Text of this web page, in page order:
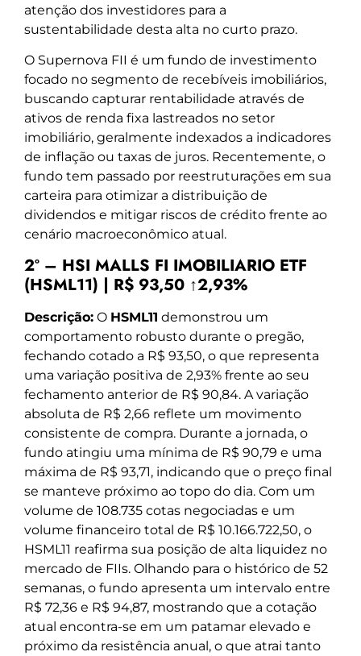
atenção dos investidores para a
sustentabilidade desta alta no curto prazo.
O Supernova FII é um fundo de investimento
focado no segmento de recebíveis imobiliários,
buscando capturar rentabilidade através de
ativos de renda fixa lastreados no setor
imobiliário, geralmente indexados a indicadores
de inflação ou taxas de juros. Recentemente, o
fundo tem passado por reestruturações em sua
carteira para otimizar a distribuição de
dividendos e mitigar riscos de crédito frente ao
cenário macroeconômico atual.
2º – HSI MALLS FI IMOBILIARIO ETF
(HSML11) | R$ 93,50 ↑2,93%
Descrição: O HSML11 demonstrou um
comportamento robusto durante o pregão,
fechando cotado a R$ 93,50, o que representa
uma variação positiva de 2,93% frente ao seu
fechamento anterior de R$ 90,84. A variação
absoluta de R$ 2,66 reflete um movimento
consistente de compra. Durante a jornada, o
fundo atingiu uma mínima de R$ 90,79 e uma
máxima de R$ 93,71, indicando que o preço final
se manteve próximo ao topo do dia. Com um
volume de 108.735 cotas negociadas e um
volume financeiro total de R$ 10.166.722,50, o
HSML11 reafirma sua posição de alta liquidez no
mercado de FIIs. Olhando para o histórico de 52
semanas, o fundo apresenta um intervalo entre
R$ 72,36 e R$ 94,87, mostrando que a cotação
atual encontra-se em um patamar elevado e
próximo da resistência anual, o que atrai tanto